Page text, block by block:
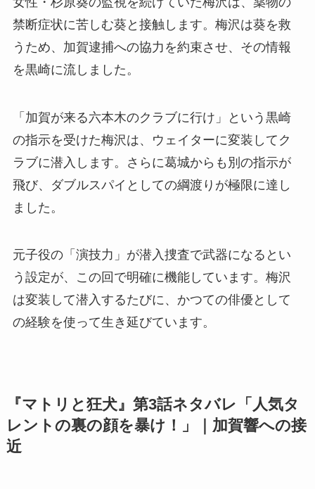
禁断症状に苦しむ葵と接触します。梅沢は葵を救
うため、加賀逮捕への協力を約束させ、その情報
を黒崎に流しました。
「加賀が来る六本木のクラブに行け」という黒崎
の指示を受けた梅沢は、ウェイターに変装してク
ラブに潜入します。さらに葛城からも別の指示が
飛び、ダブルスパイとしての綱渡りが極限に達し
ました。
元子役の「演技力」が潜入捜査で武器になるとい
う設定が、この回で明確に機能しています。梅沢
は変装して潜入するたびに、かつての俳優として
の経験を使って生き延びています。
『マトリと狂犬』第3話ネタバレ「人気タ
レントの裏の顔を暴け！」｜加賀響への接
近